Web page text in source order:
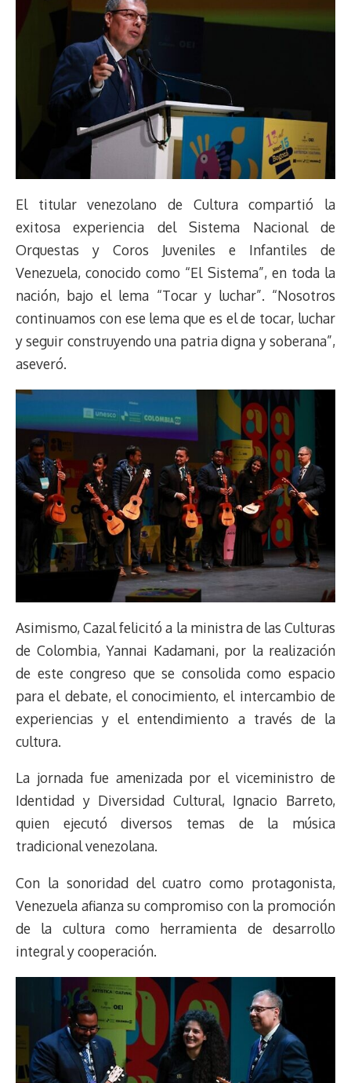
El titular venezolano de Cultura compartió la
exitosa experiencia del Sistema Nacional de
Orquestas y Coros Juveniles e Infantiles de
Venezuela, conocido como “El Sistema”, en toda la
nación, bajo el lema “Tocar y luchar”. “Nosotros
continuamos con ese lema que es el de tocar, luchar
y seguir construyendo una patria digna y soberana”,
aseveró.
Asimismo, Cazal felicitó a la ministra de las Culturas
de Colombia, Yannai Kadamani, por la realización
de este congreso que se consolida como espacio
para el debate, el conocimiento, el intercambio de
experiencias y el entendimiento a través de la
cultura.
La jornada fue amenizada por el viceministro de
Identidad y Diversidad Cultural, Ignacio Barreto,
quien ejecutó diversos temas de la música
tradicional venezolana.
Con la sonoridad del cuatro como protagonista,
Venezuela afianza su compromiso con la promoción
de la cultura como herramienta de desarrollo
integral y cooperación.